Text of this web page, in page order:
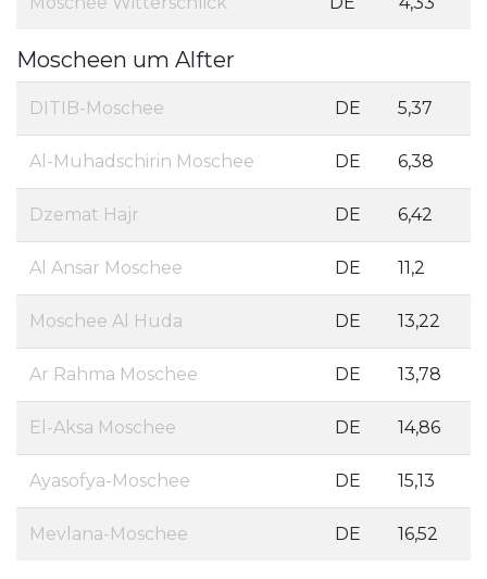
Moscheen um Alfter
DITIB-Moschee DE 5,37
Al-Muhadschirin Moschee DE 6,38
Dzemat Hajr DE 6,42
Al Ansar Moschee DE 11,2
Moschee Al Huda DE 13,22
Ar Rahma Moschee DE 13,78
El-Aksa Moschee DE 14,86
Ayasofya-Moschee DE 15,13
Mevlana-Moschee DE 16,52